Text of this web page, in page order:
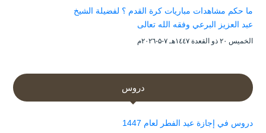
ما حكم مشاهدات مباريات كرة القدم ؟ لفضيلة الشيخ
عبد العزيز البرعي وفقه الله تعالى
الخميس ۲۰ ذو القعدة ۱٤٤۷هـ ۷-۵-۲۰۲٦م
دروس
دروس في إجازة عيد الفطر لعام 1447